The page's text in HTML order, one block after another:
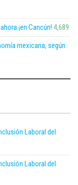
¡en Cancún! 4,689
mexicana, según
Laboral del
Laboral del